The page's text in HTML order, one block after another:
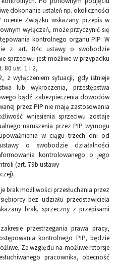
dokonanie ustaleń np. okoliczności
Związku wskazany przepis w
wyłączeń, może przyczynić się
kontrolnego organu PIP. W
z art. 84c ustawy o swobodzie
sprzeciwu jest możliwe w przypadku
80 ust. 1 i 2,
wyłączeniem sytuacji, gdy istnieje
lub wykroczenia, przestępstwa
bądź zabezpieczenia dowodów
przez PIP nie mają zastosowania
wniesienia sprzeciwu zostaje
naruszenia przez PIP wymogu
w ciągu trzech dni od
o swobodzie działalności
kontrolowanego o jego
(art. 79b ustawy
brak możliwości przesłuchania przez
bez udziału przedstawiciela
brak, sprzeczny z przepisami
przestrzegania prawa pracy,
kontrolnego PIP, będzie
Ze względu na możliwe retorsje
pracownika, obecność